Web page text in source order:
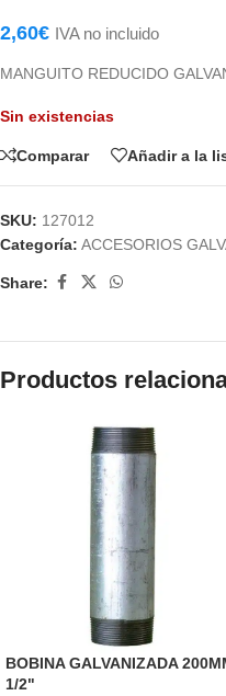
2,60€ IVA no incluido
MANGUITO REDUCIDO
Sin existencias
Comparar Añadir a la
SKU: 127012
Categoría: ACCESORIOS
Share:
Productos
BOBINA GALVANIZADA
1/2"